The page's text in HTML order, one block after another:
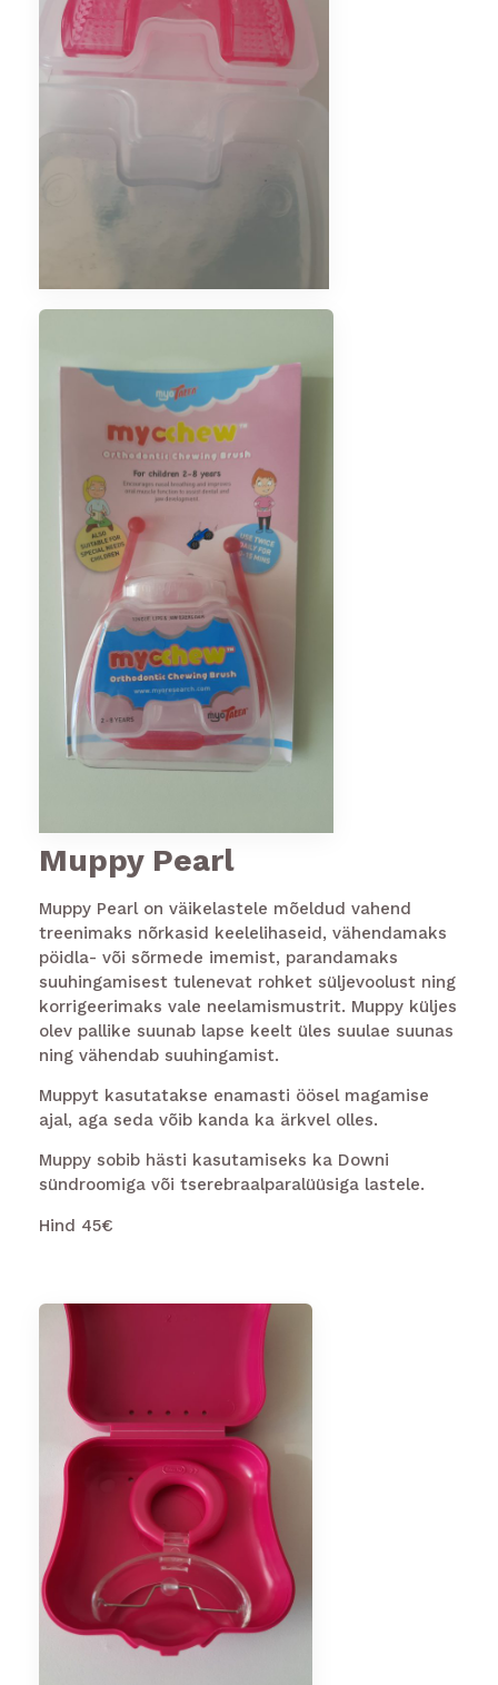
Muppy Pearl
Muppy Pearl on väikelastele mõeldud vahend
treenimaks nõrkasid keelelihaseid, vähendamaks
pöidla- või sõrmede imemist, parandamaks
suuhingamisest tulenevat rohket süljevoolust ning
korrigeerimaks vale neelamismustrit. Muppy küljes
olev pallike suunab lapse keelt üles suulae suunas
ning vähendab suuhingamist.
Muppyt kasutatakse enamasti öösel magamise
ajal, aga seda võib kanda ka ärkvel olles.
Muppy sobib hästi kasutamiseks ka Downi
sündroomiga või tserebraalparalüüsiga lastele.
Hind 45€